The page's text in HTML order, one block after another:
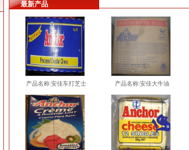
最新产品
产品名称:安佳车打芝士 产品名称:安佳大牛油